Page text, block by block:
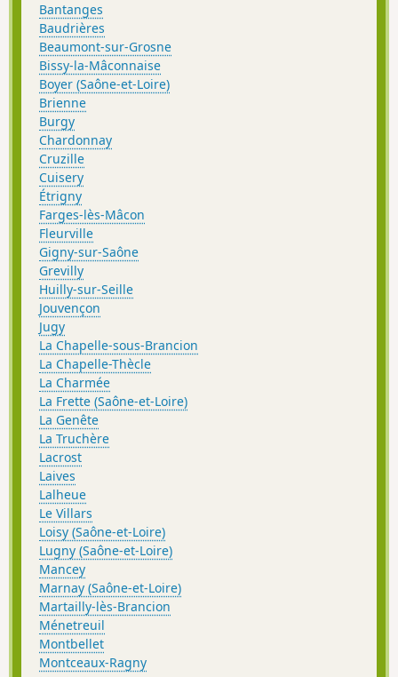
Bantanges
Baudrières
Beaumont-sur-Grosne
Bissy-la-Mâconnaise
Boyer (Saône-et-Loire)
Brienne
Burgy
Chardonnay
Cruzille
Cuisery
Étrigny
Farges-lès-Mâcon
Fleurville
Gigny-sur-Saône
Grevilly
Huilly-sur-Seille
Jouvençon
Jugy
La Chapelle-sous-Brancion
La Chapelle-Thècle
La Charmée
La Frette (Saône-et-Loire)
La Genête
La Truchère
Lacrost
Laives
Lalheue
Le Villars
Loisy (Saône-et-Loire)
Lugny (Saône-et-Loire)
Mancey
Marnay (Saône-et-Loire)
Martailly-lès-Brancion
Ménetreuil
Montbellet
Montceaux-Ragny